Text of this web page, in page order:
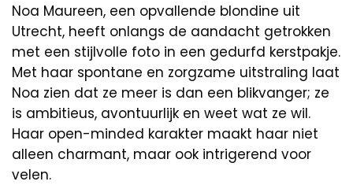
Noa Maureen, een opvallende blondine uit
Utrecht, heeft onlangs de aandacht getrokken
met een stijlvolle foto in een gedurfd kerstpakje.
Met haar spontane en zorgzame uitstraling laat
Noa zien dat ze meer is dan een blikvanger; ze
is ambitieus, avontuurlijk en weet wat ze wil.
Haar open-minded karakter maakt haar niet
alleen charmant, maar ook intrigerend voor
velen.